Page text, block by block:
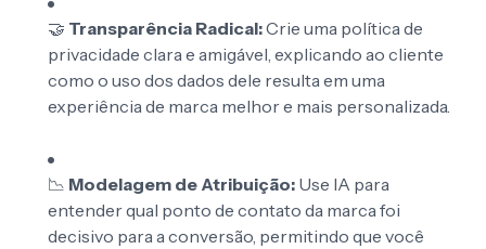
🤝 Transparência Radical:Crie uma política de
privacidade clara e amigável, explicando ao cliente
como o uso dos dados dele resulta em uma
experiência de marca melhor e mais personalizada.
📉 Modelagem de Atribuição: Use IA para
entender qual ponto de contato da marca foi
decisivo para a conversão, permitindo que você